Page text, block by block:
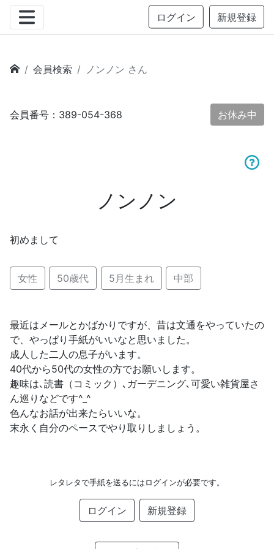
ログイン 新規登録
会員検索 ノンノン さん
会員番号：389-054-368 お休み中
ノンノン
初めまして
女性 50歳代 5月生まれ 中部
最近はメールとかばかりですが、昔は文通をやっていたの
で、やっぱり手紙がいいなと思いました。
成人した二人の息子がいます。
40代から50代の女性の方でお願いします。
趣味は､読書（コミック）､ガーデニング､可愛い雑貨屋さ
ん巡りなどです^_^
色んなお話が出来たらいいな。
末永く自分のペースでやり取りしましょう。
レタレタで手紙を送るにはログインが必要です。
ログイン 新規登録